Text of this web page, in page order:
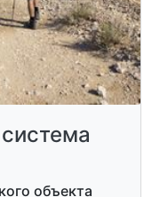
объекта